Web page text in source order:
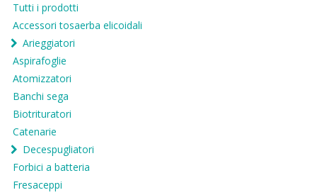
Tutti i prodotti
Accessori tosaerba elicoidali
Arieggiatori
Aspirafoglie
Atomizzatori
Banchi sega
Biotrituratori
Catenarie
Decespugliatori
Forbici a batteria
Fresaceppi